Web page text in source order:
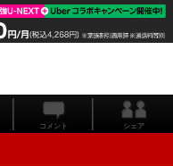
コメント シェア